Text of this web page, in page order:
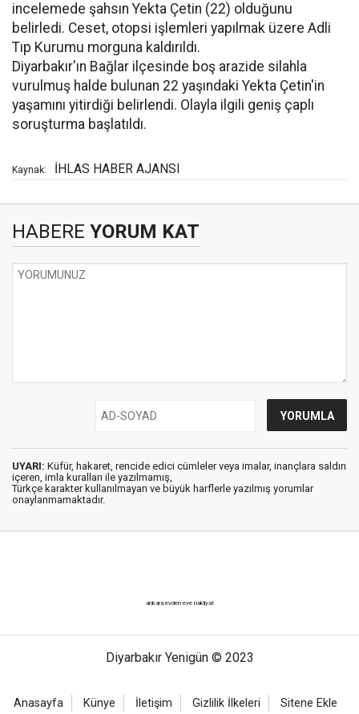
incelemede şahsın Yekta Çetin (22) olduğunu
belirledi. Ceset, otopsi işlemleri yapılmak üzere Adli
Tıp Kurumu morguna kaldırıldı.
Diyarbakır'ın Bağlar ilçesinde boş arazide silahla
vurulmuş halde bulunan 22 yaşındaki Yekta Çetin'in
yaşamını yitirdiği belirlendi. Olayla ilgili geniş çaplı
soruşturma başlatıldı.
Kaynak: İHLAS HABER AJANSI
HABERE YORUM KAT
UYARI: Küfür, hakaret, rencide edici cümleler veya imalar, inançlara saldırı
içeren, imla kuralları ile yazılmamış,
Türkçe karakter kullanılmayan ve büyük harflerle yazılmış yorumlar
onaylanmamaktadır.
ankara evden eve nakliyat
Diyarbakır Yenigün © 2023
Anasayfa Künye İletişim Gizlilik İlkeleri Sitene Ekle